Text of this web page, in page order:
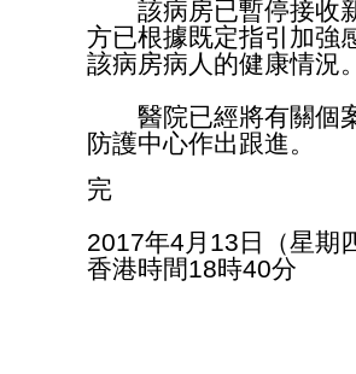
該病房已暫停接收新
方已根據既定指引加強
該病房病人的健康情況
醫院已經將有關個案
防護中心作出跟進。
完
2017年4月13日（星期
香港時間18時40分